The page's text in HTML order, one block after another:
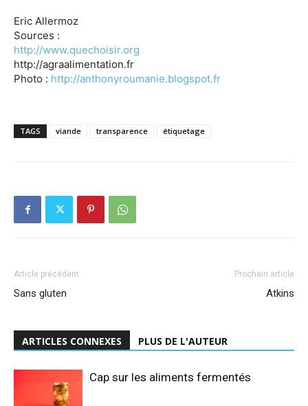
Eric Allermoz
Sources :
http://www.quechoisir.org
http://agraalimentation.fr
Photo : http://anthonyroumanie.blogspot.fr
TAGS viande transparence étiquetage
Article précédent
Sans gluten
Prochain article
Atkins
ARTICLES CONNEXES PLUS DE L'AUTEUR
Cap sur les aliments fermentés